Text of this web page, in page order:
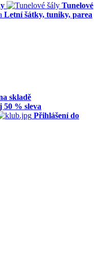
Tunelové
Letní šátky, tuniky, parea
skladě
50 % sleva
Přihlášení do